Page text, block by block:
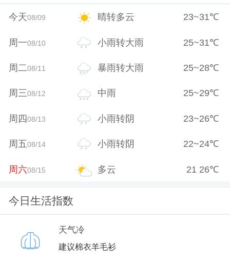
今天08/09 晴转多云 23~31℃
周一08/10 小雨转大雨 25~31℃
周二08/11 暴雨转大雨 25~28℃
周三08/12 中雨 25~29℃
周四08/13 小雨转阴 23~26℃
周五08/14 小雨转阴 22~24℃
周六08/15 多云 21 26℃
今日生活指数
天气冷
建议棉衣羊毛衫